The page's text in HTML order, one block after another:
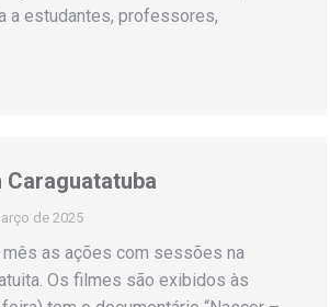
a estudantes, professores,
de 2025
as ações com sessões na
Os filmes são exibidos às